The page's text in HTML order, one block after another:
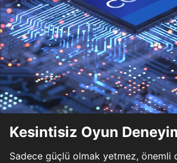
Kesintisiz Oyun
Sadece güçlü olmak yetmez, önemli